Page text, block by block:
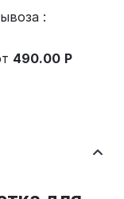
:
490.00 Р